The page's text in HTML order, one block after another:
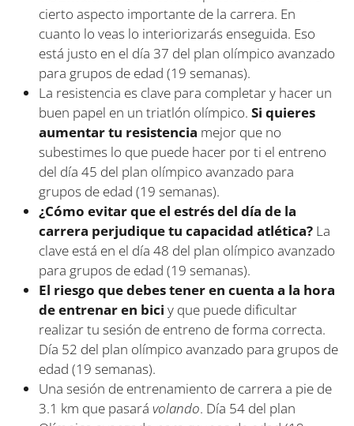
cierto aspecto importante de la carrera. En
cuanto lo veas lo interiorizarás enseguida. Eso
está justo en el día 37 del plan olímpico avanzado
para grupos de edad (19 semanas).
La resistencia es clave para completar y hacer un
buen papel en un triatlón olímpico.Si quieres
aumentar tu resistencia mejor que no
subestimes lo que puede hacer por ti el entreno
del día 45 del plan olímpico avanzado para
grupos de edad (19 semanas).
¿Cómo evitar que el estrés del día de la
carrera perjudique tu capacidad atlética? La
clave está en el día 48 del plan olímpico avanzado
para grupos de edad (19 semanas).
El riesgo que debes tener en cuenta a la hora
de entrenar en bici y que puede dificultar
realizar tu sesión de entreno de forma correcta.
Día 52 del plan olímpico avanzado para grupos de
edad (19 semanas).
Una sesión de entrenamiento de carrera a pie de
3.1 km que pasarávolando. Día 54 del plan